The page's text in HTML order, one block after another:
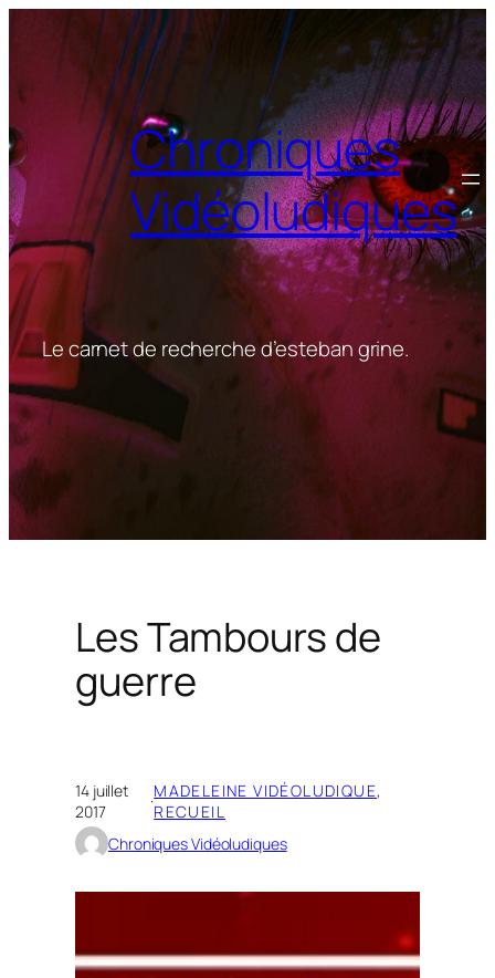
Chroniques
Vidéoludiques
Le carnet de recherche d’esteban grine.
Les Tambours de
guerre
14 juillet
2017
·MADELEINE VIDÉOLUDIQUE
RECUEIL
Chroniques Vidéoludiques